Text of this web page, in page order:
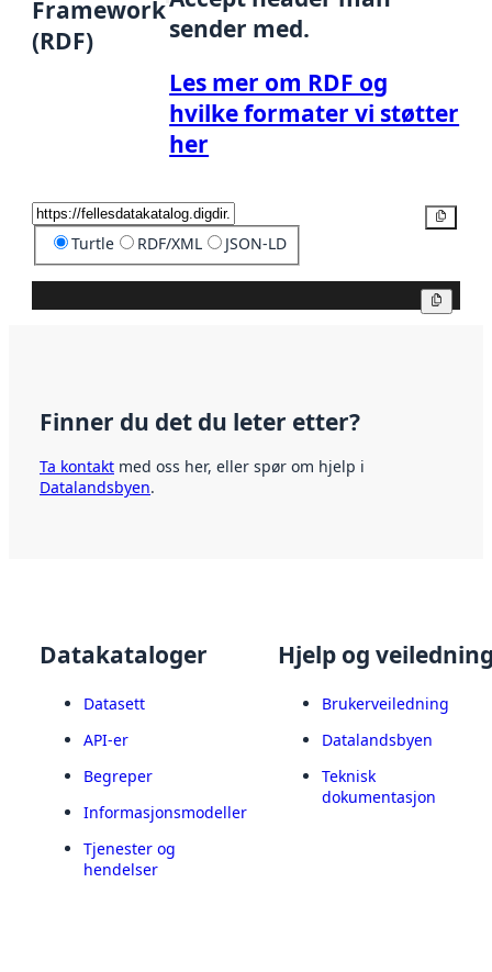
Framework
(RDF)
sender med.
Les mer om RDF og
hvilke formater vi støtter
her
Turtle RDF/XML JSON-LD
Finner du det du leter etter?
Ta kontakt med oss her, eller spør om hjelp i
Datalandsbyen.
Datakataloger
Datasett
API-er
Begreper
Informasjonsmodeller
Tjenester og
hendelser
Hjelp og
Brukerveiledning
Datalandsbyen
Teknisk
dokumentasjon